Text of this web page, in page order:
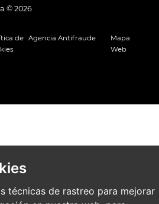
técnicas de rastreo para mejorar
© 2026
de Agencia Antifraude
Mapa
Web